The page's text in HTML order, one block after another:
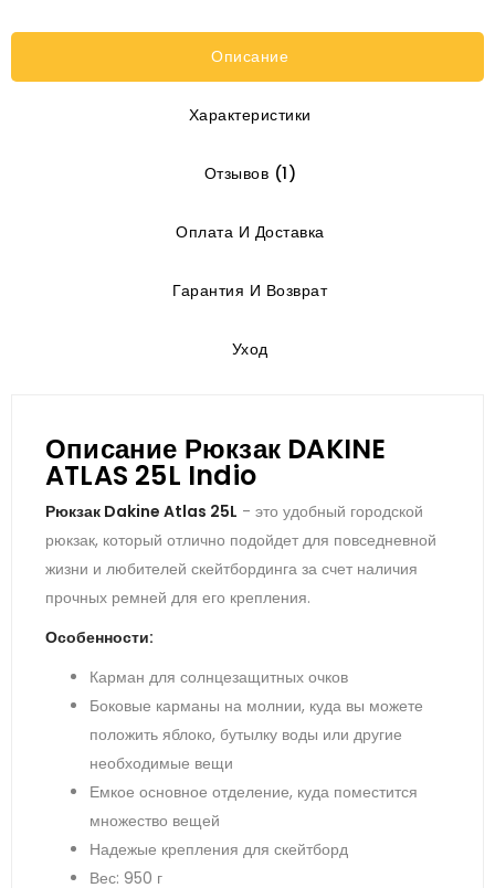
Описание
Характеристики
Отзывов (1)
Оплата И Доставка
Гарантия И Возврат
Уход
Описание Рюкзак DAKINE
ATLAS 25L Indio
Рюкзак Dakine Atlas 25L - это удобный городской
рюкзак, который отлично подойдет для повседневной
жизни и любителей скейтбординга за счет наличия
прочных ремней для его крепления.
Особенности:
Карман для солнцезащитных очков
Боковые карманы на молнии, куда вы можете
положить яблоко, бутылку воды или другие
необходимые вещи
Емкое основное отделение, куда поместится
множество вещей
Надежые крепления для скейтборд
Вес: 950 г